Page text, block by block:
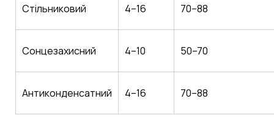
Стільниковий 4–16 70–88
Сонцезахисний 4–10 50–70
Антиконденсатний 4–16 70–88